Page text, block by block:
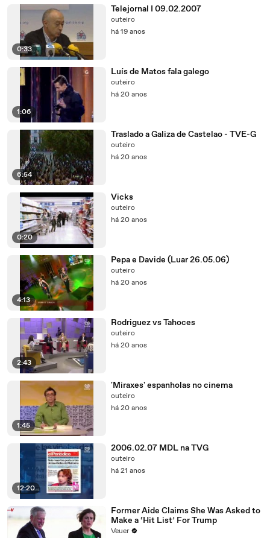
0:33
Telejornal I 09.02.2007
outeiro
há 19 anos
1:06
Luís de Matos fala galego
outeiro
há 20 anos
6:54
Traslado a Galiza de Castelao - TVE-G
outeiro
há 20 anos
0:20
Vicks
outeiro
há 20 anos
4:13
Pepa e Davide (Luar 26.05.06)
outeiro
há 20 anos
2:43
Rodriguez vs Tahoces
outeiro
há 20 anos
1:45
'Miraxes' espanholas no cinema
outeiro
há 20 anos
12:20
2006.02.07 MDL na TVG
outeiro
há 21 anos
Former Aide Claims She Was Asked to
Make a ‘Hit List’ For Trump
Veuer